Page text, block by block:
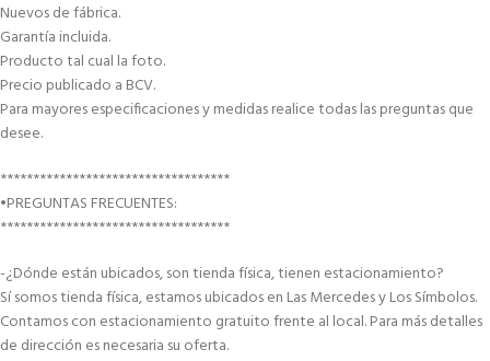
Nuevos de fábrica.
Garantía incluida.
Producto tal cual la foto.
Precio publicado a BCV.
Para mayores especificaciones y medidas realice todas las preguntas que
desee.
***********************************
•PREGUNTAS FRECUENTES:
***********************************
-¿Dónde están ubicados, son tienda física, tienen estacionamiento?
Sí somos tienda física, estamos ubicados en Las Mercedes y Los Símbolos.
Contamos con estacionamiento gratuito frente al local. Para más detalles
de dirección es necesaria su oferta.